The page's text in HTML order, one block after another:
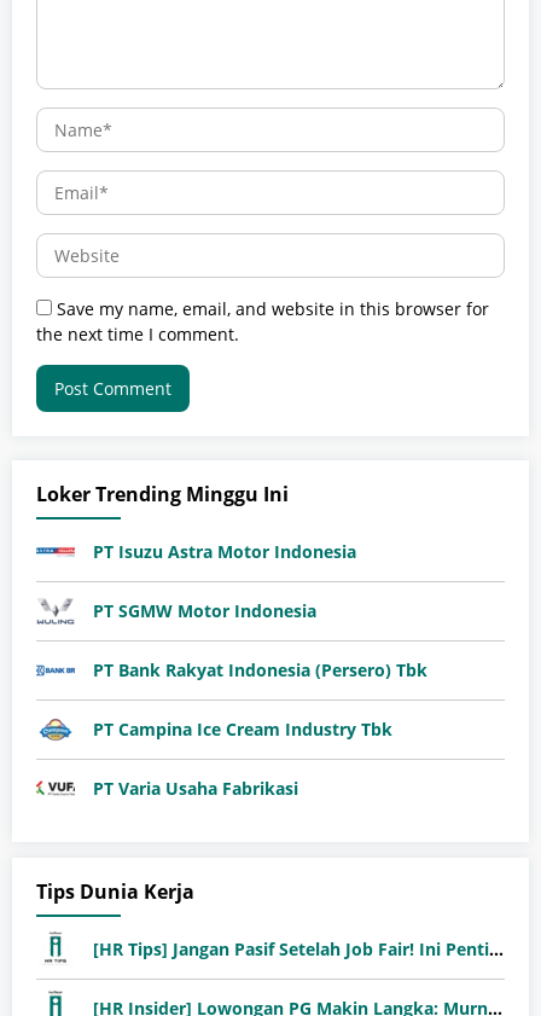
Save my name, email, and website in this browser for
the next time I comment.
Loker Trending Minggu Ini
PT Isuzu Astra Motor Indonesia
PT SGMW Motor Indonesia
PT Bank Rakyat Indonesia (Persero) Tbk
PT Campina Ice Cream Industry Tbk
PT Varia Usaha Fabrikasi
Tips Dunia Kerja
[HR Tips] Jangan Pasif Setelah Job Fair! Ini Pentingnya Follow-Up Setelah Job Fair
[HR Insider] Lowongan PG Makin Langka: Murni Seleksi atau Jalur Orang Dalam?